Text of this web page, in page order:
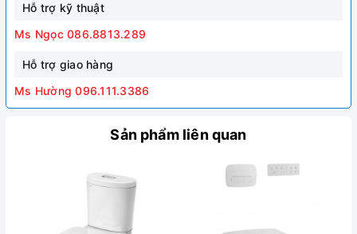
Hỗ trợ kỹ thuật
Ms Ngọc 086.8813.289
Hỗ trợ giao hàng
Ms Hường 096.111.3386
Sản phẩm liên quan